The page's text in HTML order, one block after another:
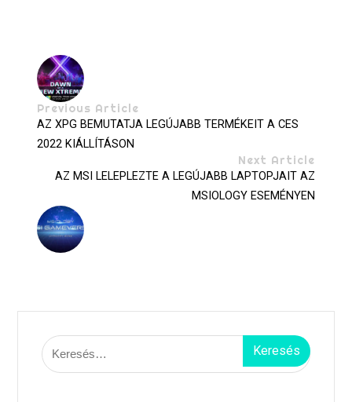
Previous Article
AZ XPG BEMUTATJA LEGÚJABB TERMÉKEIT A CES
2022 KIÁLLÍTÁSON
Next Article
AZ MSI LELEPLEZTE A LEGÚJABB LAPTOPJAIT AZ
MSIOLOGY ESEMÉNYEN
Keresés: